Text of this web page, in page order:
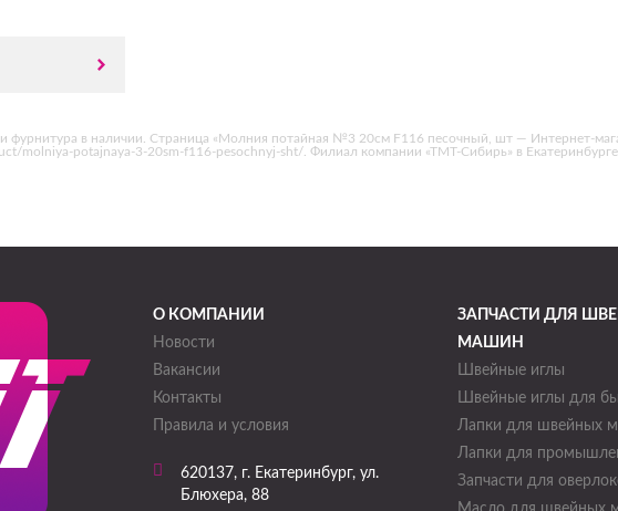
фурнитура в наличии. Страница «Молния потайная №3 20см F116 песочный, шт — Интернет-
molniya-potajnaya-3-20sm-f116-pesochnyj-sht/. Филиал компании «ТМТ-Сибирь» в Екатеринбурге.
О КОМПАНИИ
Новости
Вакансии
Контакты
Правила и условия
620137, г. Екатеринбург, ул.
Блюхера, 88
ЗАПЧАСТИ ДЛЯ
МАШИН
Швейные иглы
Швейные иглы для
Лапки для швейных
Лапки для
Запчасти для